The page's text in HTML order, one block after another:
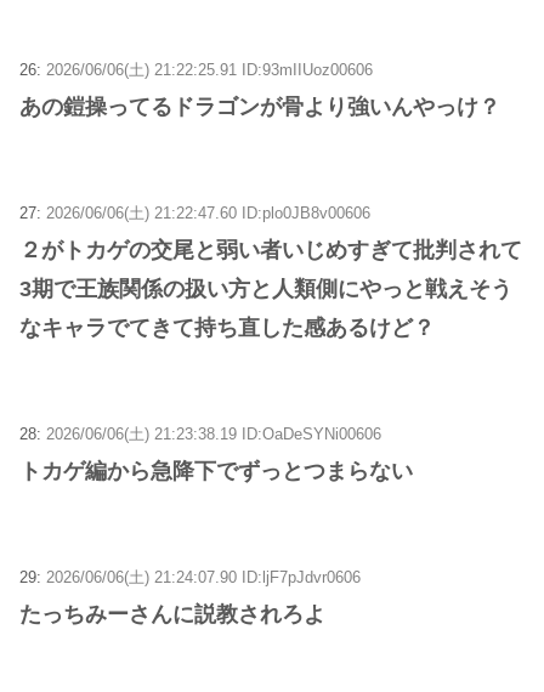
26: 2026/06/06(土) 21:22:25.91 ID:93mIIUoz00606
あの鎧操ってるドラゴンが骨より強いんやっけ？
27: 2026/06/06(土) 21:22:47.60 ID:plo0JB8v00606
２がトカゲの交尾と弱い者いじめすぎて批判されて
3期で王族関係の扱い方と人類側にやっと戦えそう
なキャラでてきて持ち直した感あるけど？
28: 2026/06/06(土) 21:23:38.19 ID:OaDeSYNi00606
トカゲ編から急降下でずっとつまらない
29: 2026/06/06(土) 21:24:07.90 ID:ljF7pJdvr0606
たっちみーさんに説教されろよ